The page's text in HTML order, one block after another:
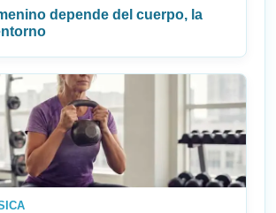
depende del cuerpo, la